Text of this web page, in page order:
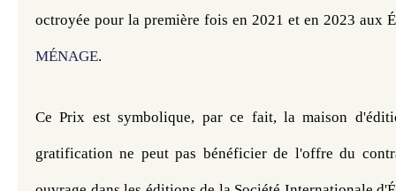
octroyée pour la première fois en 2021 et en 2023 aux
MÉNAGE.
Ce Prix est symbolique, par ce fait, la maison
gratification ne peut pas bénéficier de l'offre du